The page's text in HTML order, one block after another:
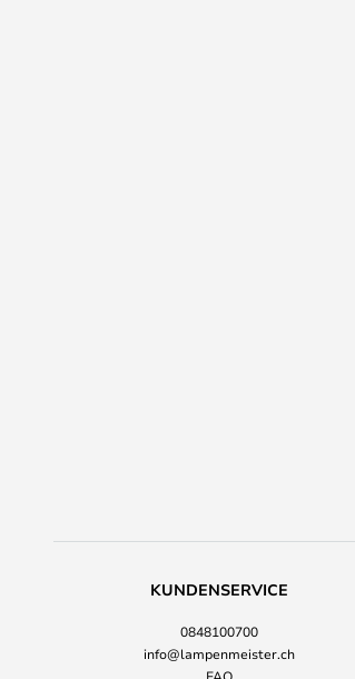
KUNDENSERVICE
0848100700
info@lampenmeister.ch